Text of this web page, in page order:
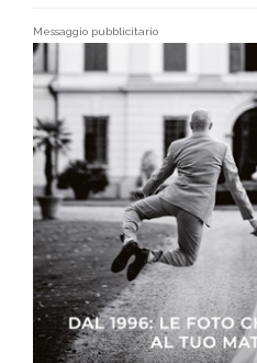
Messaggio pubblicitario